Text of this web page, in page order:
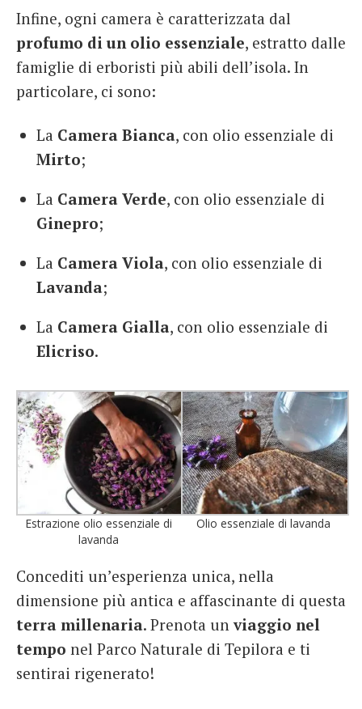
Infine, ogni camera è caratterizzata dal
profumo di un olio essenziale, estratto dalle
famiglie di erboristi più abili dell’isola. In
particolare, ci sono:
La Camera Bianca, con olio essenziale di
Mirto;
La Camera Verde, con olio essenziale di
Ginepro;
La Camera Viola, con olio essenziale di
Lavanda;
La Camera Gialla, con olio essenziale di
Elicriso.
Estrazione olio essenziale di
lavanda
Olio essenziale di lavanda
Concediti un’esperienza unica, nella
dimensione più antica e affascinante di questa
terra millenaria. Prenota unviaggio nel
tempo nel Parco Naturale di Tepilora e ti
sentirai rigenerato!